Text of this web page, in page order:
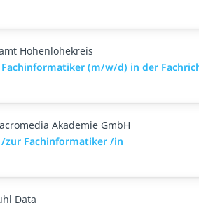
Hohenlohekreis
(m/w/d) in der
Akademie GmbH
zur Fachinformatiker /in
Data